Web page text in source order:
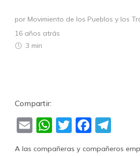
por Movimiento de los Pueblos y los
16 años atrás
3 min
Compartir:
EmailWhatsApp
Twitter
A las compañeras y compañeros